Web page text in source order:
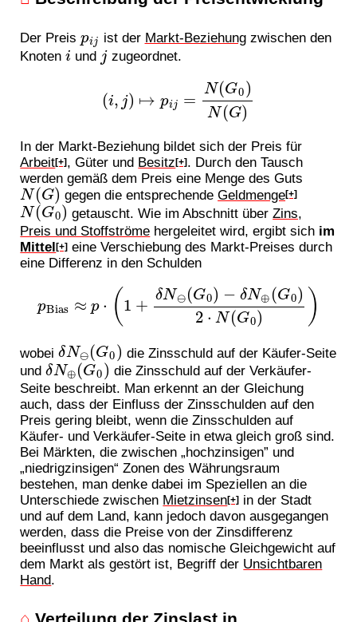
Der Preis ist der Markt-Beziehungzwischen den
Knoten
i
und
j
zugeordnet.
0)N(G )
In der Markt-Beziehung bildet sich der Preis für
Arbeit[+] , Güter und Besitz[+] . Durch den Tausch
werden gemäß dem Preis eine Menge des Guts
N(G)
gegen die entsprechendeGeldmenge[+]
N(G0)
getauscht. Wie im Abschnitt überZins,
Preis und Stoffströme hergeleitet wird, ergibt sich im
Mittel[+] eine Verschiebung des Markt-Preises durch
eine Differenz in den Schulden
δ (G0 −δ N G0) 2⋅N (G0
wobei
δN⊖(G 0
die Zinsschuld auf der Käufer-Seite
und
δN⊕(G0)
die Zinsschuld auf der Verkäufer-
Seite beschreibt. Man erkennt an der Gleichung
auch, dass der Einfluss der Zinsschulden auf den
Preis gering bleibt, wenn die Zinsschulden auf
Käufer- und Verkäufer-Seite in etwa gleich groß sind.
Bei Märkten, die zwischen „hochzinsigen” und
„niedrigzinsigen“ Zonen des Währungsraum
bestehen, man denke dabei im Speziellen an die
Unterschiede zwischen Mietzinsen[+] in der Stadt
und auf dem Land, kann jedoch davon ausgegangen
werden, dass die Preise von der Zinsdifferenz
beeinflusst und also das nomische Gleichgewicht auf
dem Markt als gestört ist, Begriff der Unsichtbaren
Hand.
⌂ Verteilung der Zinslast in